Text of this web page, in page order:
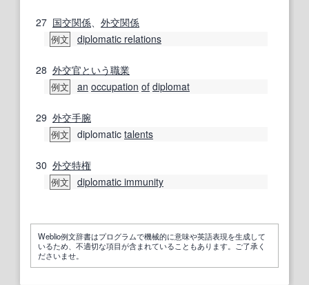
27 国交関係、 外交関係
例文 diplomatic relations
28 外交官という職業
例文 an occupation of diplomat
29 外交手腕
例文 diplomatic talents
30 外交特権
例文 diplomatic immunity
Weblio例文辞書はプログラムで機械的に意味や英語表現を生成して
いるため、不適切な項目が含まれていることもあります。ご了承く
ださいませ。